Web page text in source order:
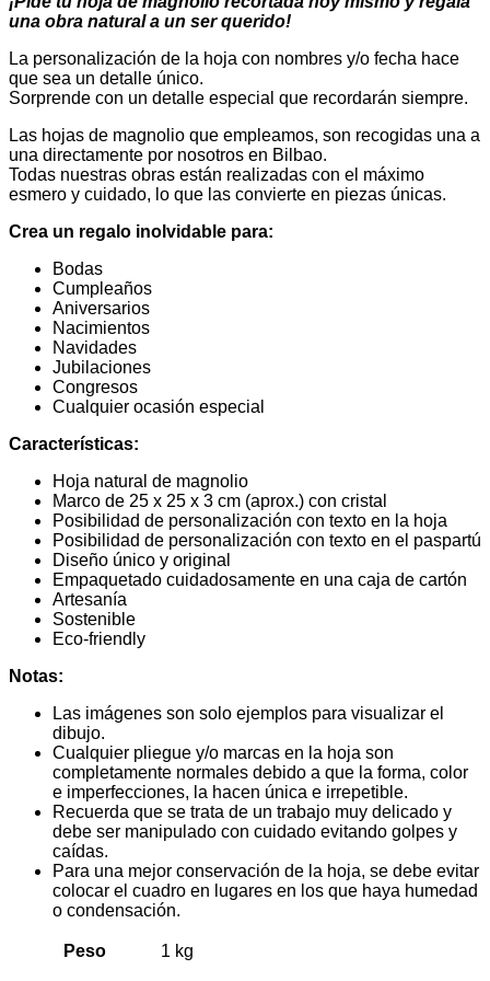
una obra natural a un ser querido!
La personalización de la hoja con nombres y/o fecha hace
que sea un detalle único.
Sorprende con un detalle especial que recordarán siempre.
Las hojas de magnolio que empleamos, son recogidas una a
una directamente por nosotros en Bilbao.
Todas nuestras obras están realizadas con el máximo
esmero y cuidado, lo que las convierte en piezas únicas.
Crea un regalo inolvidable para:
Bodas
Cumpleaños
Aniversarios
Nacimientos
Navidades
Jubilaciones
Congresos
Cualquier ocasión especial
Características:
Hoja natural de magnolio
Marco de 25 x 25 x 3 cm (aprox.) con cristal
Posibilidad de personalización con texto en la hoja
Posibilidad de personalización con texto en el paspartú
Diseño único y original
Empaquetado cuidadosamente en una caja de cartón
Artesanía
Sostenible
Eco-friendly
Notas:
Las imágenes son solo ejemplos para visualizar el
dibujo.
Cualquier pliegue y/o marcas en la hoja son
completamente normales debido a que la forma, color
e imperfecciones, la hacen única e irrepetible.
Recuerda que se trata de un trabajo muy delicado y
debe ser manipulado con cuidado evitando golpes y
caídas.
Para una mejor conservación de la hoja, se debe evitar
colocar el cuadro en lugares en los que haya humedad
o condensación.
Peso 1 kg